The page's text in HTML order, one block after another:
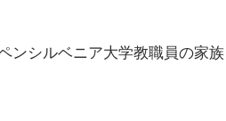
シルベニア大学教職員の家